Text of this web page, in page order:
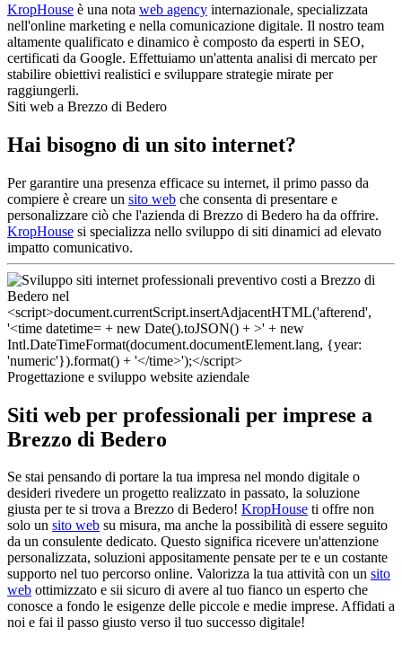
KropHouse è una nota web agency internazionale, specializzata
nell'online marketing e nella comunicazione digitale. Il nostro team
altamente qualificato e dinamico è composto da esperti in SEO,
certificati da Google. Effettuiamo un'attenta analisi di mercato per
stabilire obiettivi realistici e sviluppare strategie mirate per
raggiungerli.
Siti web a Brezzo di Bedero
Hai bisogno di un sito internet?
Per garantire una presenza efficace su internet, il primo passo da
compiere è creare un sito web che consenta di presentare e
personalizzare ciò che l'azienda di Brezzo di Bedero ha da offrire.
KropHouse si specializza nello sviluppo di siti dinamici ad elevato
impatto comunicativo.
Progettazione e sviluppo website aziendale
Siti web per professionali per imprese a
Brezzo di Bedero
Se stai pensando di portare la tua impresa nel mondo digitale o
desideri rivedere un progetto realizzato in passato, la soluzione
giusta per te si trova a Brezzo di Bedero! KropHouse ti offre non
solo un sito web su misura, ma anche la possibilità di essere seguito
da un consulente dedicato. Questo significa ricevere un'attenzione
personalizzata, soluzioni appositamente pensate per te e un costante
supporto nel tuo percorso online. Valorizza la tua attività con un sito
web ottimizzato e sii sicuro di avere al tuo fianco un esperto che
conosce a fondo le esigenze delle piccole e medie imprese. Affidati a
noi e fai il passo giusto verso il tuo successo digitale!